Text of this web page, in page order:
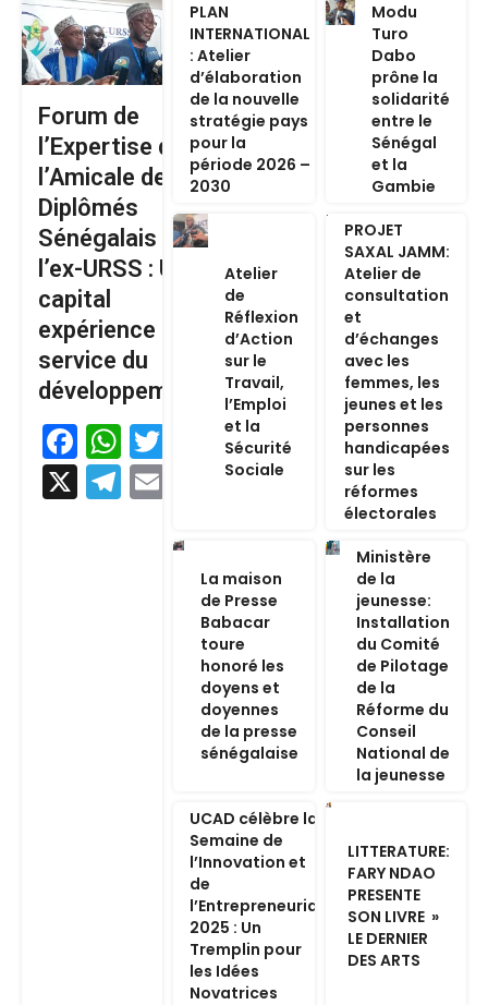
Forum de
l’Expertise de
l’Amicale des
Diplômés
Sénégalais de
l’ex-URSS : Un
capital
expérience au
service du
développement
Facebook
WhatsApp
Twitter
X
Telegram
Email
PLAN
INTERNATIONAL
: Atelier
d’élaboration
de la nouvelle
stratégie pays
pour la
période 2026 –
2030
Modu
Turo
Dabo
prône la
solidarité
entre le
Sénégal
et la
Gambie
Atelier
de
Réflexion
d’Action
sur le
Travail,
l’Emploi
et la
Sécurité
Sociale
PROJET
SAXAL JAMM:
Atelier de
consultation
et
d’échanges
avec les
femmes, les
jeunes et les
personnes
handicapées
sur les
réformes
électorales
La maison
de Presse
Babacar
toure
honoré les
doyens et
doyennes
de la presse
sénégalaise
Ministère
de la
jeunesse:
Installation
du Comité
de Pilotage
de la
Réforme du
Conseil
National de
la jeunesse
UCAD célèbre la
Semaine de
l’Innovation et
de
l’Entrepreneuriat
2025 : Un
Tremplin pour
les Idées
Novatrices
LITTERATURE:
FARY NDAO
PRESENTE
SON LIVRE »
LE DERNIER
DES ARTS